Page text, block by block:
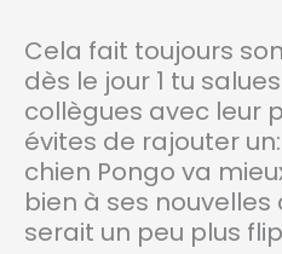
Cela fait toujours
dès le jour 1 tu
collègues avec leur
évites de rajouter
chien Pongo va
bien à ses nouvelles
serait un peu plus